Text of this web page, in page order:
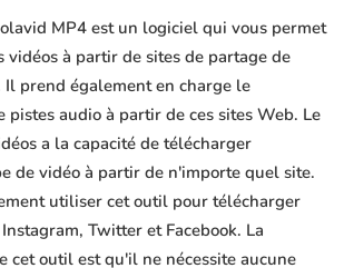
MP4 est un logiciel qui vous permet
vidéos à partir de sites de partage de
prend également en charge le
pistes audio à partir de ces sites Web. Le
a la capacité de télécharger
de vidéo à partir de n'importe quel site.
utiliser cet outil pour télécharger
Twitter et Facebook. La
cet outil est qu'il ne nécessite aucune